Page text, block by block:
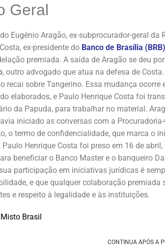
Geral
Eugênio Aragão, ex-subprocurador-geral
ex-presidente do Banco de Brasília (BRB)
premiada. A saída de Aragão se deu por
, outro advogado que atua na defesa de
recai sobre Tangerino. Essa mudança
elaborados, e Paulo Henrique Costa foi
da Papuda, para trabalhar no material.
iniciado as conversas com a
o termo de confidencialidade, que marca o
Paulo Henrique Costa foi preso em 16 de
beneficiar o Banco Master e o banqueiro
participação em iniciativas jurídicas é
e que qualquer colaboração
e respeito à legalidade e às instituições.
Misto Brasil
CONTINUA APÓS A